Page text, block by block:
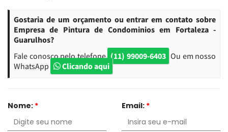
Gostaria de um orçamento ou entrar em contato sobre
Empresa de Pintura de Condominios em Fortaleza -
Guarulhos?
Fale conosco pelo telefone (11) 99009-6403 Ou em nosso
WhatsApp
Clicando aqui
Nome: * Email: *